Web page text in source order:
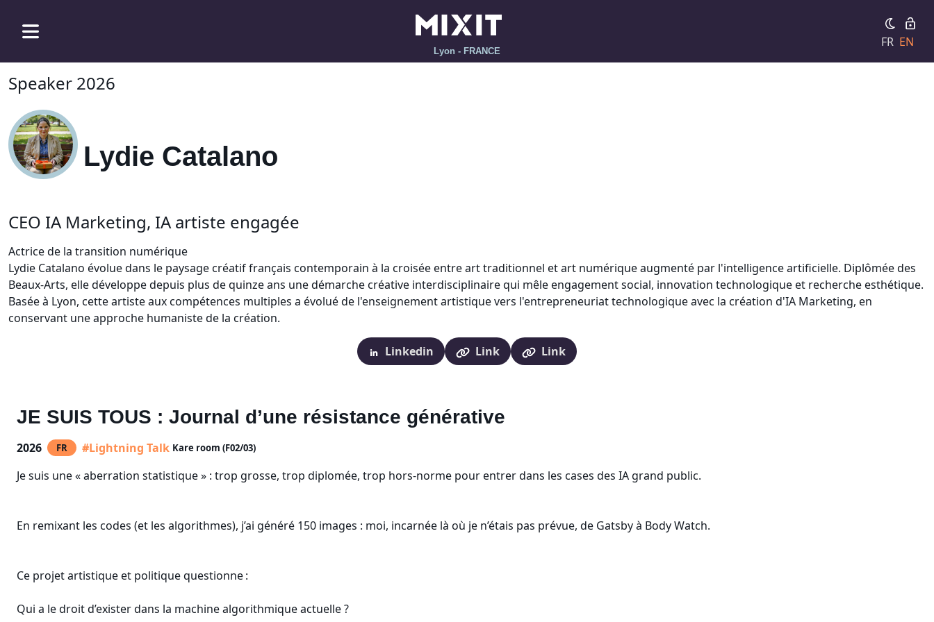
Lyon - FRANCE
FR EN
Speaker 2026
Lydie Catalano
CEO IA Marketing, IA artiste engagée
Actrice de la transition numérique
Lydie Catalano évolue dans le paysage créatif français contemporain à la croisée entre art traditionnel et art numérique augmenté par l'intelligence artificielle. Diplômée des
Beaux-Arts, elle développe depuis plus de quinze ans une démarche créative interdisciplinaire qui mêle engagement social, innovation technologique et recherche esthétique.
Basée à Lyon, cette artiste aux compétences multiples a évolué de l'enseignement artistique vers l'entrepreneuriat technologique avec la création d'IA Marketing, en
conservant une approche humaniste de la création.
Linkedin Link Link
JE SUIS TOUS : Journal d’une résistance générative
2026 FR #Lightning Talk Kare room (F02/03)
Je suis une « aberration statistique » : trop grosse, trop diplomée, trop hors-norme pour entrer dans les cases des IA grand public.
En remixant les codes (et les algorithmes), j’ai généré 150 images : moi, incarnée là où je n’étais pas prévue, de Gatsby à Body Watch.
Ce projet artistique et politique questionne :
Qui a le droit d’exister dans la machine algorithmique actuelle ?